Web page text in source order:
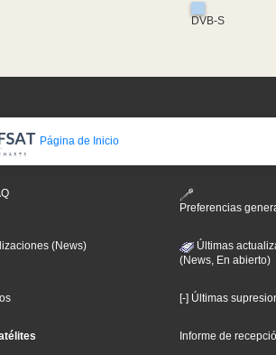
DVB-S
Página de Inicio
Preferencias
(News)
Últimas
(News, En abierto)
[-] Últimas
Informe de